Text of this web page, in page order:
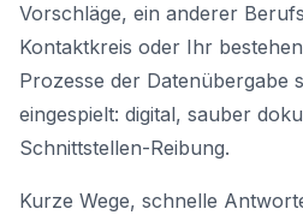
Vorschläge, ein anderer
Kontaktkreis oder Ihr
Prozesse der Datenübergabe
eingespielt: digital, sauber
Schnittstellen-Reibung.
Kurze Wege, schnelle